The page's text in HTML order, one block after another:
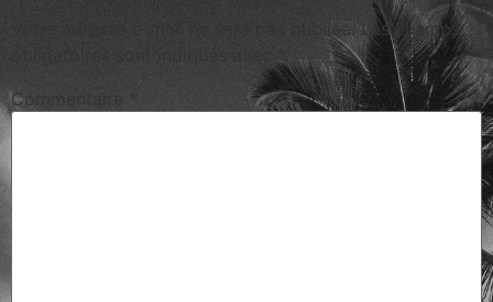
Votre adresse e-mail ne sera pas publiée. Les champs
obligatoires sont indiqués avec*
Commentaire